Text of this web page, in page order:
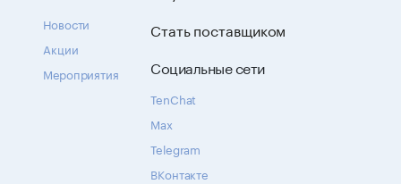
Новости
Акции
Мероприятия
Стать поставщиком
Социальные сети
TenChat
Max
Telegram
ВКонтакте